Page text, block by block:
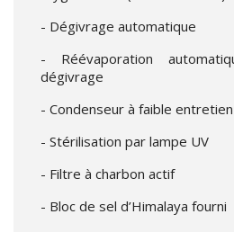
- Dégivrage automatique
- Réévaporation
dégivrage
- Condenseur à faible entretien
- Stérilisation par lampe UV
- Filtre à charbon actif
- Bloc de sel d’Himalaya fourni